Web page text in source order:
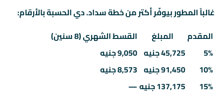
غالباً المطور بيوفّر أكتر من خطة سداد. دي الحسبة بالأرقام:
المقدم
المبلغ
القسط الشهري (8 سنين)
5%
45,725 جنيه
9,050 جنيه
10%
91,450 جنيه
8,573 جنيه
15%
137,175 جنيه
—